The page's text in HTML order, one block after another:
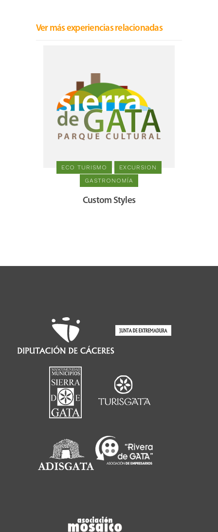
Ver más experiencias relacionadas
ECO TURISMO
EXCURSION
GASTRONOMÍA
Custom Styles